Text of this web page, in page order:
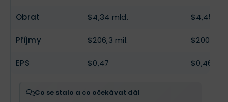
Obrat $4,34 mld. $4,45
Příjmy $206,3 mil. $200 mil.
EPS $0,47 $0,46
Co se stalo a co očekávat dál